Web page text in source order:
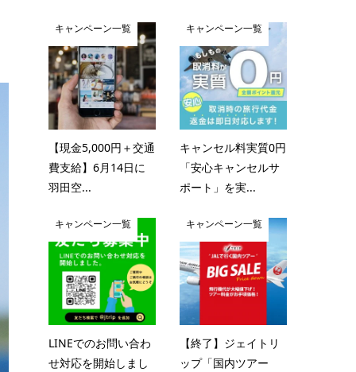
キャンペーン一覧
【現金5,000円＋交通
費支給】6月14日に
羽田空...
キャンペーン一覧
キャンセル料実質0円
「安心キャンセルサ
ポート」を実...
キャンペーン一覧
LINEでのお問い合わ
せ対応を開始しまし
キャンペーン一覧
【終了】ジェイトリ
ップ「国内ツアー